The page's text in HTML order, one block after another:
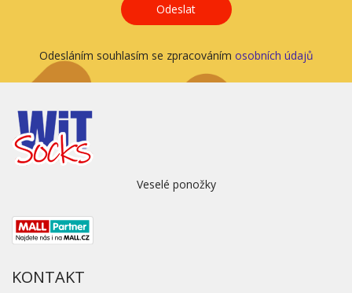
Odeslat
Odesláním souhlasím se zpracováním osobních údajů
Veselé ponožky
KONTAKT